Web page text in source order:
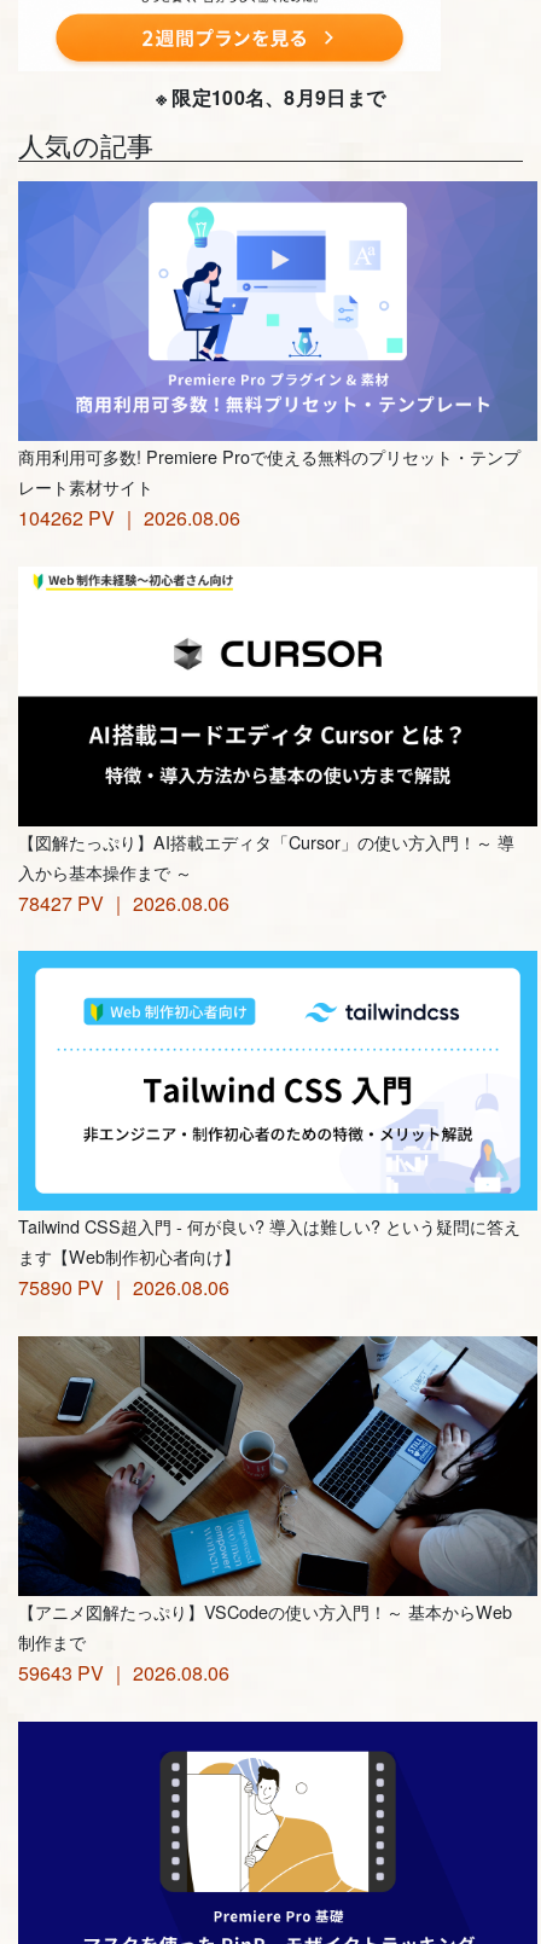
※ 限定100名、8月9日まで
人気の記事
商用利用可多数! Premiere Proで使える無料のプリセット・テンプ
レート素材サイト
104262 PV ｜ 2026.08.06
【図解たっぷり】AI搭載エディタ「Cursor」の使い方入門！～ 導
入から基本操作まで ～
78427 PV ｜ 2026.08.06
Tailwind CSS超入門 - 何が良い? 導入は難しい? という疑問に答え
ます【Web制作初心者向け】
75890 PV ｜ 2026.08.06
【アニメ図解たっぷり】VSCodeの使い方入門！～ 基本からWeb
制作まで
59643 PV ｜ 2026.08.06